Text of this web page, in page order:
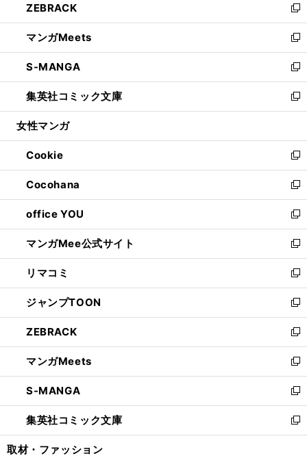
く
で
開
く
ド
ウ
で
開
く
ィ
ン
ド
ウ
で
開
く
い
ウ
ィ
ン
ド
ウ
で
開
ZEBRACK
新
し
い
ウ
ィ
ン
ド
ウ
開
く
マンガMeets
新
し
い
ウ
ィ
ン
ウ
で
開
く
S-MANGA
新
し
い
ウ
ン
ド
ウ
で
開
く
集英社コミック文庫
新
し
ウ
ィ
ン
ド
ウ
で
開
く
女性マンガ
Cookie
新
し
い
ウ
ィ
ン
ド
ウ
で
開
く
Cocohana
新
し
い
ウ
ィ
ン
ド
ウ
で
開
く
office YOU
新
し
い
ウ
ィ
ン
ド
ウ
で
開
く
マンガMee公式サイト
新
し
い
ウ
ィ
ン
ド
ウ
で
開
く
リマコミ
新
し
い
ウ
ィ
ン
ド
ウ
で
開
く
ジャンプTOON
新
し
い
ウ
ィ
ン
ド
ウ
で
開
ZEBRACK
新
し
い
ウ
ィ
ン
ド
ウ
マンガMeets
新
し
い
ウ
ィ
ン
S-MANGA
新
し
い
ウ
集英社コミック文庫
新
し
取材・ファッション